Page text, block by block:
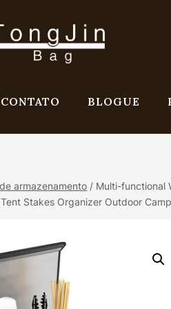
CONTATO BLOGUE
armazenamento / Multi-functional
Stakes Organizer Outdoor